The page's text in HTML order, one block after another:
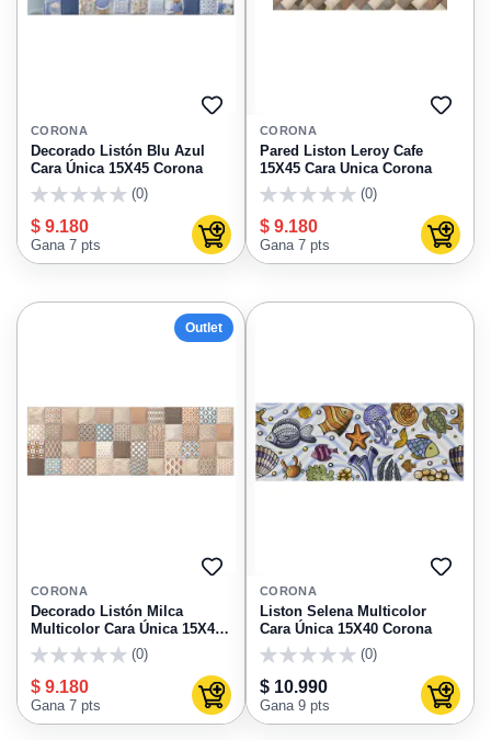
AGREGAR
FAVORITOS
CORONA
Decorado Listón Blu Azul
Cara Única 15X45 Corona
(0)
$ 9.180
Gana 7 pts Agregar al carrito
CORONA
Pared Liston Leroy Cafe
15X45 Cara Unica Corona
(0)
$ 9.180
Gana 7 pts
Outlet
AGREGAR
FAVORITOS
CORONA
Decorado Listón Milca
Multicolor Cara Única 15X45
Corona
(0)
$ 9.180
Gana 7 pts Agregar al carrito
CORONA
Liston Selena Multicolor
Cara Única 15X40 Corona
(0)
$ 10.990
Gana 9 pts